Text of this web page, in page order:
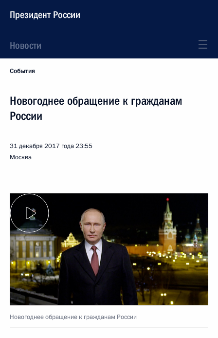
Президент России
Новости
События
Новогоднее обращение к гражданам
России
31 декабря 2017 года23:55
Москва
Новогоднее обращение к гражданам России